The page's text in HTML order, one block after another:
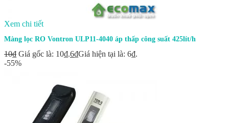
Xem chi tiết
Màng lọc RO Vontron ULP11-4040 áp thấp công suất 425lít/h
10₫ Giá gốc là: 10₫.6₫Giá hiện tại là: 6₫.
-55%